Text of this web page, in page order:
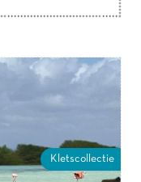
Kletscollectie